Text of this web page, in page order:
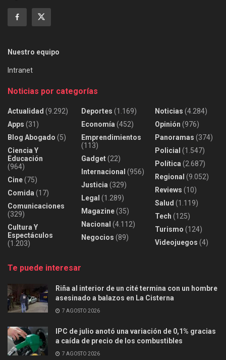
Nuestro equipo
Intranet
Noticias por categorías
Actualidad (9.292)
Apps (31)
Blog Abogado (5)
Ciencia Y
Educación
(964)
Cine(75)
Comida (17)
Comunicaciones
(329)
Cultura Y
Espectáculos
(1.203)
Deportes (1.169)
Economía (452)
Emprendimientos
(113)
Gadget(22)
Internacional (956)
Justicia (329)
Legal (1.289)
Magazine(35)
Nacional (4.112)
Negocios (89)
Noticias (4.284)
Opinión (976)
Panoramas (374)
Policial (1.547)
Política (2.687)
Regional (9.052)
Reviews (10)
Salud (1.119)
Tech (125)
Turismo (124)
Videojuegos (4)
Te puede interesar
Riña al interior de un cité termina con un hombre
asesinado a balazos en La Cisterna
7 AGOSTO 2026
IPC de julio anotó una variación de 0,1% gracias
a caída de precio de los combustibles
7 AGOSTO 2026